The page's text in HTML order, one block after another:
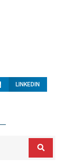
LINKEDIN